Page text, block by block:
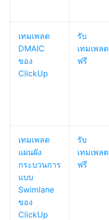
เทมเพลต
DMAIC
ของ
ClickUp
รับ
เทมเพลต
ฟรี
เทมเพลต
แผนผัง
กระบวนการ
แบบ
Swimlane
ของ
ClickUp
รับ
เทมเพลต
ฟรี